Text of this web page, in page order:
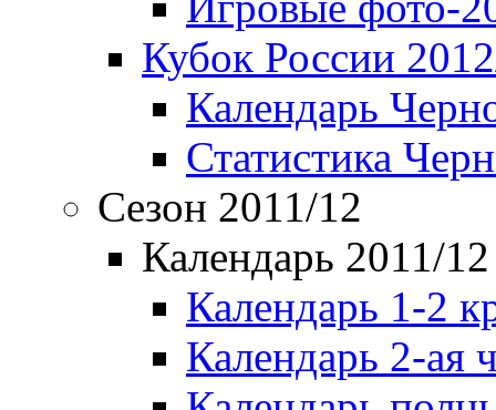
Кубок России
Календарь
Статистика
Сезон 2011/12
Календарь 2011/12
Календарь 1-2
Календарь 2-ая